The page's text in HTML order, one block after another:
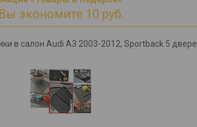
Вы экономите 10 руб.
в салон Audi A3 2003-2012, Sportback 5